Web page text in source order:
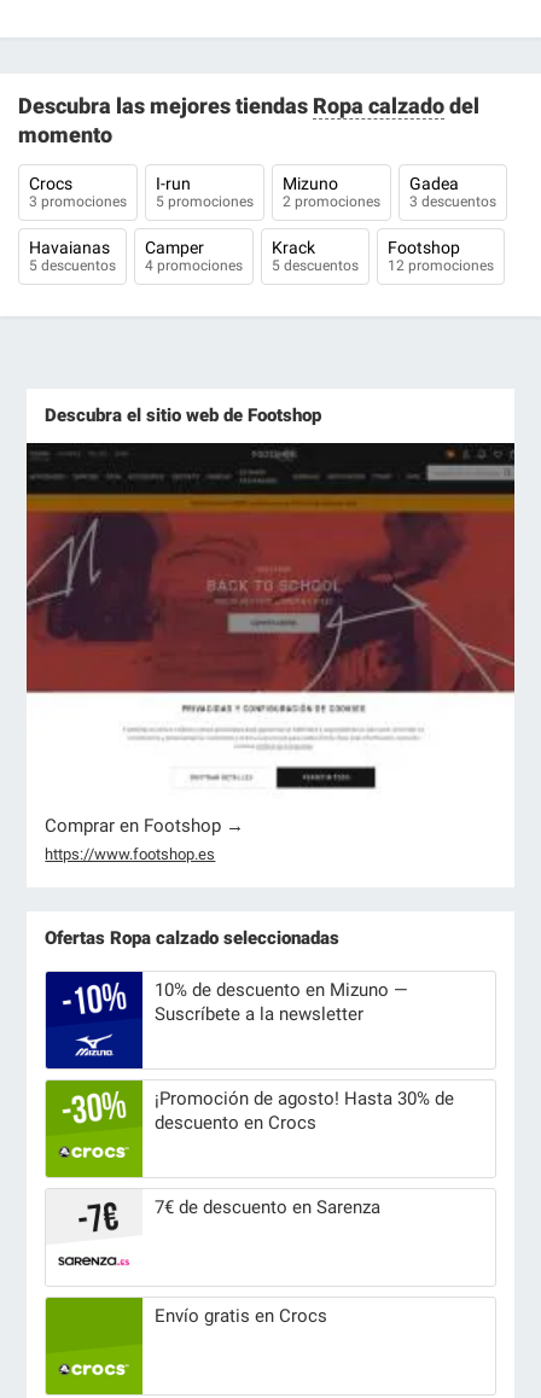
Descubra las mejores tiendas Ropa calzadodel
momento
Crocs
3 promociones
I-run
5 promociones
Mizuno
2 promociones
Gadea
3 descuentos
Havaianas
5 descuentos
Camper
4 promociones
Krack
5 descuentos
Footshop
12 promociones
Descubra el sitio web de Footshop
Comprar en Footshop →
https://www.footshop.es
Ofertas Ropa calzado seleccionadas
10% de descuento en Mizuno —
Suscríbete a la newsletter
¡Promoción de agosto! Hasta 30% de
descuento en Crocs
7€ de descuento en Sarenza
Envío gratis en Crocs